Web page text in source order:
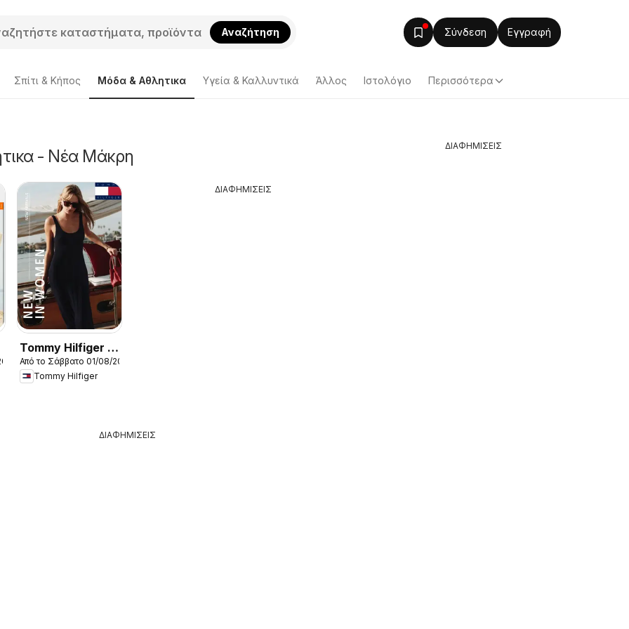
Αναζήτηση Σύνδεση Εγγραφή
Σπίτι & Κήπος Μόδα & Aθλητικα Υγεία & Καλλυντικά Άλλος Ιστολόγιο Περισσότερα
- Νέα Μάκρη
Tommy Hilfiger -
Kατάλογος
8/2026 New in
Από το Σάββατο 01/08/2026
Tommy Hilfiger
ΔΙΑΦΗΜΙΣΕΙΣ
ΔΙΑΦΗΜΙΣΕΙΣ
ΔΙΑΦΗΜΙΣΕΙΣ